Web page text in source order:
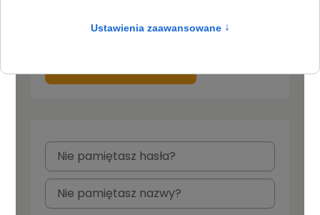
Zapamiętaj mnie
Nie pamiętasz hasła?
Nie pamiętasz nazwy?